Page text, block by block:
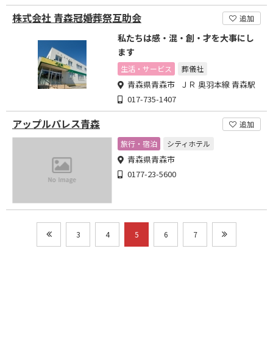
株式会社 青森冠婚葬祭互助会 追加
私たちは感・混・創・才を大事にし
ます
生活・サービス 葬儀社
青森県青森市 ＪＲ 奥羽本線 青森駅
017-735-1407
アップルパレス青森
追加
旅行・宿泊
シティホテル
青森県青森市
0177-23-5600
3 4 5 6 7